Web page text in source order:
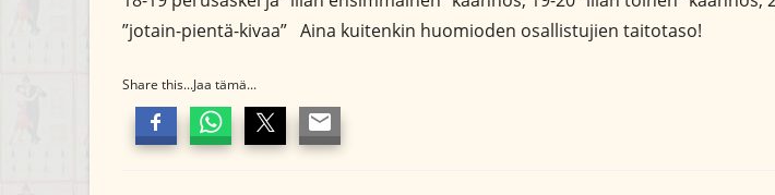
”jotain-pientä-kivaa” Aina kuitenkin huomioden osallistujien taitotaso!
Share this...Jaa tämä...